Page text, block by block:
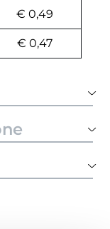
€ 0,49
€ 0,47